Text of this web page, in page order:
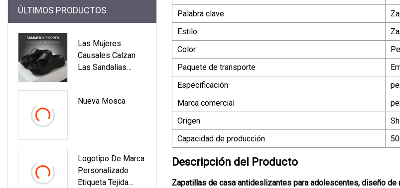
ÚLTIMOS PRODUCTOS
Las Mujeres
Causales Calzan
Las Sandalias
Mujeres De La
Nueva Mosca
Logotipo De Marca
Personalizado
Etiqueta Tejida
Palabra clave
Estilo
Color
Paquete de transporte
Especificación
Marca comercial
Origen
Capacidad de producción
Descripción del Producto
Zapatillas de casa antideslizantes para adolescentes, diseño de